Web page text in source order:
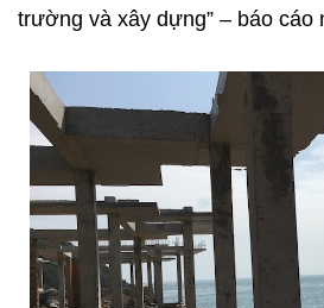
trường và xây dựng” – báo cáo